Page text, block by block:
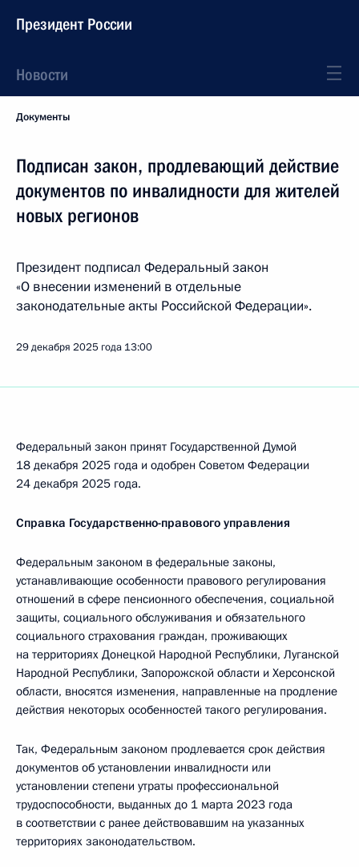
Президент России
Новости
Документы
Подписан закон, продлевающий действие
документов по инвалидности для жителей
новых регионов
Президент подписал Федеральный закон
«О внесении изменений в отдельные
законодательные акты Российской Федерации».
29 декабря 2025 года 13:00
Федеральный закон принят Государственной Думой
18 декабря 2025 года и одобрен Советом Федерации
24 декабря 2025 года.
Справка Государственно-правового управления
Федеральным законом в федеральные законы,
устанавливающие особенности правового регулирования
отношений в сфере пенсионного обеспечения, социальной
защиты, социального обслуживания и обязательного
социального страхования граждан, проживающих
на территориях Донецкой Народной Республики, Луганской
Народной Республики, Запорожской области и Херсонской
области, вносятся изменения, направленные на продление
действия некоторых особенностей такого регулирования.
Так, Федеральным законом продлевается срок действия
документов об установлении инвалидности или
установлении степени утраты профессиональной
трудоспособности, выданных до 1 марта 2023 года
в соответствии с ранее действовавшим на указанных
территориях законодательством.